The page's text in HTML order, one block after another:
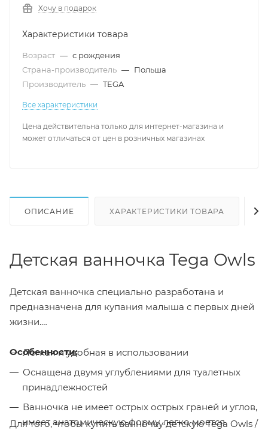
Хочу в подарок
Характеристики товара
Возраст — с рождения
Страна-производитель — Польша
Производитель — TEGA
Все характеристики
Цена действительна только для интернет-магазина и
может отличаться от цен в розничных магазинах
ОПИСАНИЕ ХАРАКТЕРИСТИКИ ТОВАРА
Детская ванночка Tega Owls
Детская ванночка специально разработана и
предназначена для купания малыша с первых дней
жизни.
Особенности:
Легкая и удобная в использовании
Оснащена двумя углублениями для туалетных
принадлежностей
Ванночка не имеет острых острых граней и углов,
имеет анатомическую форму, легко моется
Для того, чтобы купить ванночку детскую Tega Owls /